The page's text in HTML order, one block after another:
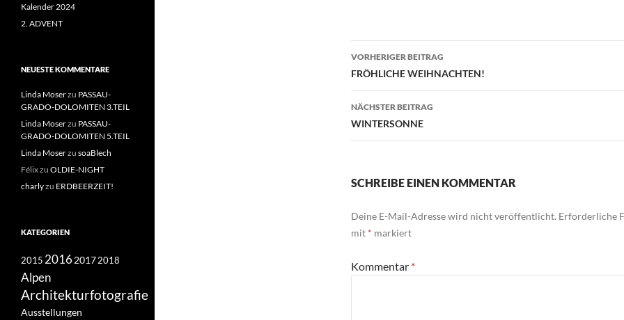
Beitragsnavigation
VORHERIGER BEITRAG
FRÖHLICHE WEIHNACHTEN!
NÄCHSTER BEITRAG
WINTERSONNE
SCHREIBE EINEN KOMMENTAR
Deine E-Mail-Adresse wird nicht veröffentlicht. Erforderliche
mit * markiert
Kommentar *
Kalender 2024
2. ADVENT
NEUESTE KOMMENTARE
Linda Moserzu PASSAU-
GRADO-DOLOMITEN 3.TEIL
Linda Moserzu PASSAU-
GRADO-DOLOMITEN 5.TEIL
Linda Moserzu soaBlech
Félixzu OLDIE-NIGHT
charlyzu ERDBEERZEIT!
KATEGORIEN
2015 201620172018
Alpen
Architekturfotografie
Ausstellungen